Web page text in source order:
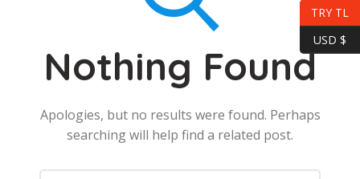
Nothing Found
Apologies, but no results were found. Perhaps
searching will help find a related post.
TRY TL
USD $